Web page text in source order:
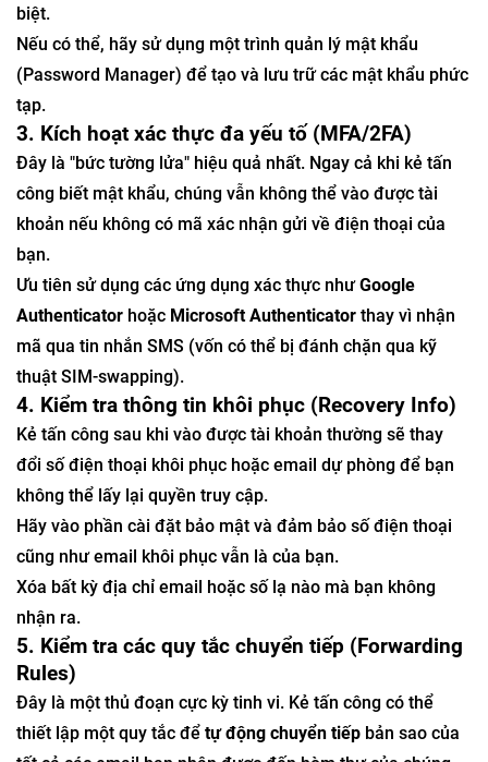
biệt.
Nếu có thể, hãy sử dụng một trình quản lý mật khẩu
(Password Manager) để tạo và lưu trữ các mật khẩu phức
tạp.
3. Kích hoạt xác thực đa yếu tố (MFA/2FA)
Đây là "bức tường lửa" hiệu quả nhất. Ngay cả khi kẻ tấn
công biết mật khẩu, chúng vẫn không thể vào được tài
khoản nếu không có mã xác nhận gửi về điện thoại của
bạn.
Ưu tiên sử dụng các ứng dụng xác thực nhưGoogle
Authenticator hoặc Microsoft Authenticator thay vì nhận
mã qua tin nhắn SMS (vốn có thể bị đánh chặn qua kỹ
thuật SIM-swapping).
4. Kiểm tra thông tin khôi phục (Recovery Info)
Kẻ tấn công sau khi vào được tài khoản thường sẽ thay
đổi số điện thoại khôi phục hoặc email dự phòng để bạn
không thể lấy lại quyền truy cập.
Hãy vào phần cài đặt bảo mật và đảm bảo số điện thoại
cũng như email khôi phục vẫn là của bạn.
Xóa bất kỳ địa chỉ email hoặc số lạ nào mà bạn không
nhận ra.
5. Kiểm tra các quy tắc chuyển tiếp (Forwarding
Rules)
Đây là một thủ đoạn cực kỳ tinh vi. Kẻ tấn công có thể
thiết lập một quy tắc để tự động chuyển tiếp bản sao của